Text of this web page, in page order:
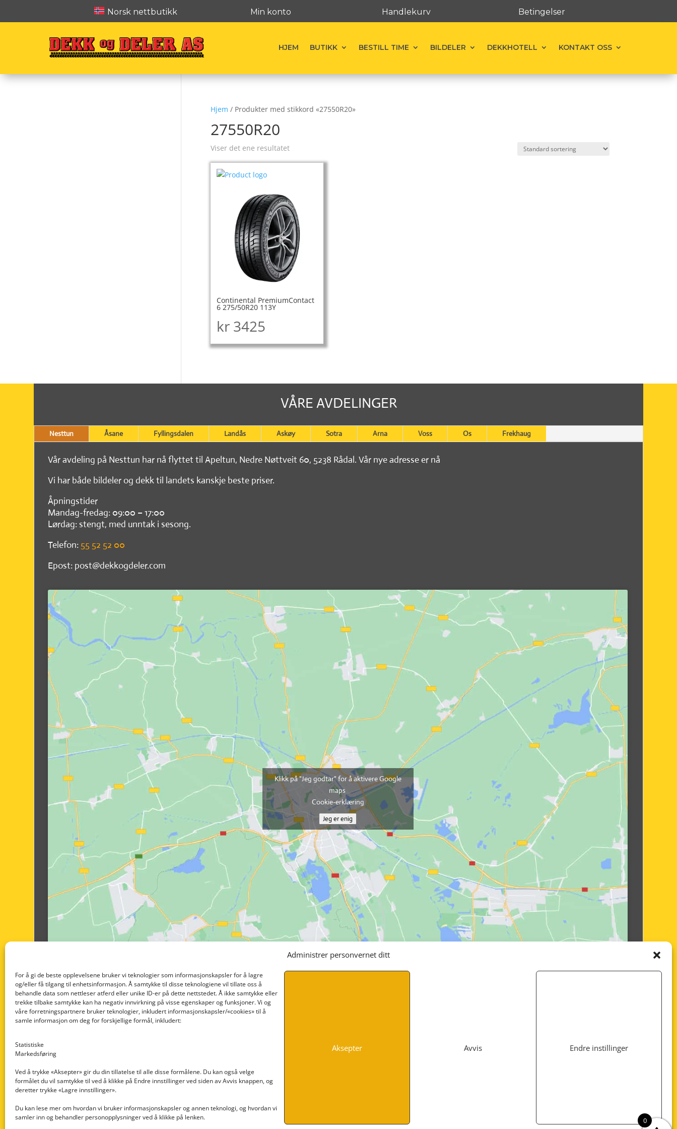
Administrer personvernet ditt
For å gi de beste opplevelsene bruker vi teknologier som informasjonskapsler for å lagre
og/eller få tilgang til enhetsinformasjon. Å samtykke til disse teknologiene vil tillate oss å
behandle data som nettleser atferd eller unike ID-er på dette nettstedet. Å ikke samtykke eller
trekke tilbake samtykke kan ha negativ innvirkning på visse egenskaper og funksjoner. Vi og
våre forretningspartnere bruker teknologier, inkludert informasjonskapsler/«cookies» til å
samle informasjon om deg for forskjellige formål, inkludert:
Statistiske
Markedsføring
Ved å trykke «Aksepter» gir du din tillatelse til alle disse formålene. Du kan også velge
formålet du vil samtykke til ved å klikke på Endre innstillinger ved siden av Avvis knappen, og
deretter trykke «Lagre innstillinger».
Du kan lese mer om hvordan vi bruker informasjonskapsler og annen teknologi, og hvordan vi
samler inn og behandler personopplysninger ved å klikke på lenken.
Aksepter Avvis Endre instillinger
Norsk nettbutikk Min konto Handlekurv Betingelser
HJEM BUTIKK BESTILL TIME BILDELER DEKKHOTELL KONTAKT OSS
Hjem / Produkter med stikkord «27550R20»
27550R20
Viser det ene resultatet
Continental PremiumContact
6 275/50R20 113Y
kr3425
VÅRE AVDELINGER
Nesttun Åsane Fyllingsdalen Landås Askøy Sotra Arna Voss Os Frekhaug
Vår avdeling på Nesttun har nå flyttet til Apeltun, Nedre Nøttveit 60, 5238 Rådal. Vår nye adresse er nå
Vi har både bildeler og dekk til landets kanskje beste priser.
Åpningstider
Mandag-fredag: 09:00 – 17:00
Lørdag: stengt, med unntak i sesong.
Telefon: 55 52 52 00
Epost: post@dekkogdeler.com
Klikk på "Jeg godtar" for å aktivere Google
maps
Cookie-erklæring
Jeg er enig
Nedre Nøttveit 60, 5238 Rådal
Org. nr: 996430022
INFORMASJON
0